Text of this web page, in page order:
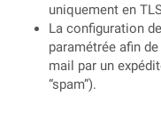
uniquement en
La configuration
paramétrée afin
mail par un
“spam”).